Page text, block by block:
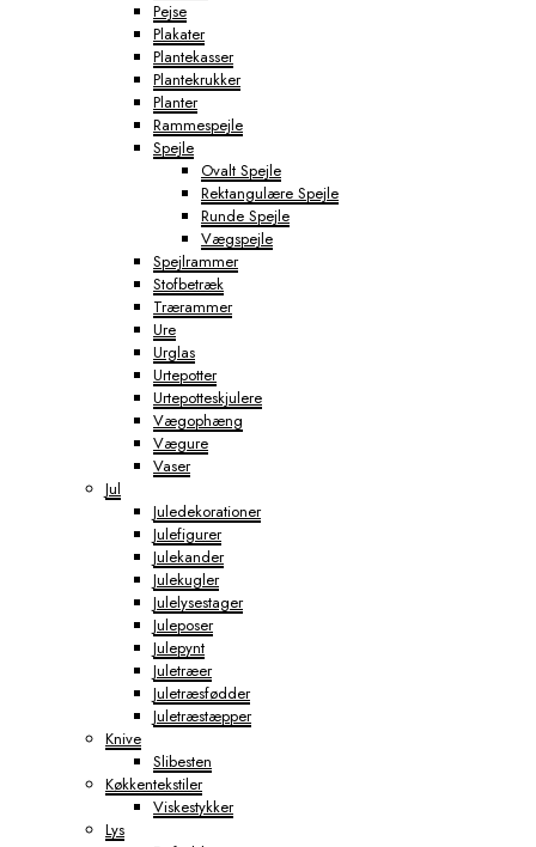
Pejse
Plakater
Plantekasser
Plantekrukker
Planter
Rammespejle
Spejle
Ovalt Spejle
Rektangulære Spejle
Runde Spejle
Vægspejle
Spejlrammer
Stofbetræk
Trærammer
Ure
Urglas
Urtepotter
Urtepotteskjulere
Vægophæng
Vægure
Vaser
Jul
Juledekorationer
Julefigurer
Julekander
Julekugler
Julelysestager
Juleposer
Julepynt
Juletræer
Juletræsfødder
Juletræstæpper
Knive
Slibesten
Køkkentekstiler
Viskestykker
Lys